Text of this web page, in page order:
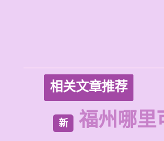
相关文章推荐
新 福州哪里